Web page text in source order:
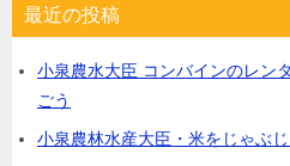
最近の投稿
小泉農水大臣 コンバインのレン
ごう
小泉農林水産大臣・米をじゃぶ